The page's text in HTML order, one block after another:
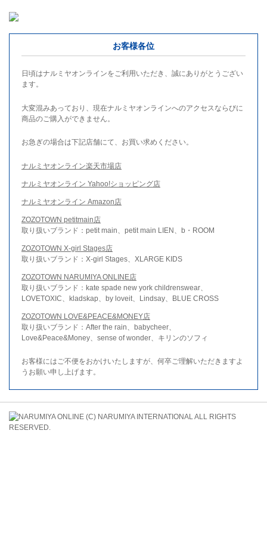
お客様各位
日頃はナルミヤオンラインをご利用いただき、誠にありがとうござい
ます。
大変混みあっており、現在ナルミヤオンラインへのアクセスならびに
商品のご購入ができません。
お急ぎの場合は下記店舗にて、お買い求めください。
ナルミヤオンライン楽天市場店
ナルミヤオンライン Yahoo!ショッピング店
ナルミヤオンライン Amazon店
ZOZOTOWN petitmain店
取り扱いブランド：petit main、petit main LIEN、b・ROOM
ZOZOTOWN X-girl Stages店
取り扱いブランド：X-girl Stages、XLARGE KIDS
ZOZOTOWN NARUMIYA ONLINE店
取り扱いブランド：kate spade new york childrenswear、
LOVETOXIC、kladskap、by loveit、Lindsay、BLUE CROSS
ZOZOTOWN LOVE&PEACE&MONEY店
取り扱いブランド：After the rain、babycheer、
Love&Peace&Money、sense of wonder、キリンのソフィ
お客様にはご不便をおかけいたしますが、何卒ご理解いただきますよ
うお願い申し上げます。